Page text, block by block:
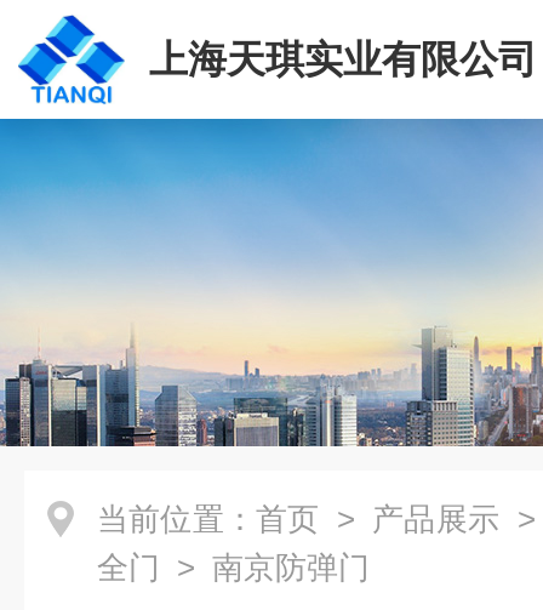
上海天琪实业有限公司
当前位置： 首页 > 产品展示
全门 > 南京防弹门